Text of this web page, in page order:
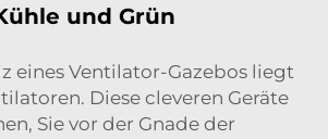
und Grün
eines Ventilator-Gazebos liegt
Diese cleveren Geräte
Sie vor der Gnade der